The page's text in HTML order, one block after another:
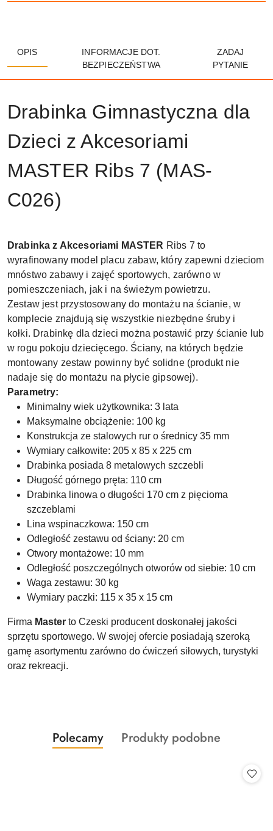
OPIS
INFORMACJE DOT.
BEZPIECZEŃSTWA
ZADAJ
PYTANIE
Drabinka Gimnastyczna dla
Dzieci z Akcesoriami
MASTER Ribs 7 (MAS-
C026)
Drabinka z Akcesoriami MASTER Ribs 7 to
wyrafinowany model placu zabaw, który zapewni dzieciom
mnóstwo zabawy i zajęć sportowych, zarówno w
pomieszczeniach, jak i na świeżym powietrzu.
Zestaw jest przystosowany do montażu na ścianie, w
komplecie znajdują się wszystkie niezbędne śruby i
kołki. Drabinkę dla dzieci można postawić przy ścianie lub
w rogu pokoju dziecięcego. Ściany, na których będzie
montowany zestaw powinny być solidne (produkt nie
nadaje się do montażu na płycie gipsowej).
Parametry:
Minimalny wiek użytkownika: 3 lata
Maksymalne obciążenie: 100 kg
Konstrukcja ze stalowych rur o średnicy 35 mm
Wymiary całkowite: 205 x 85 x 225 cm
Drabinka posiada 8 metalowych szczebli
Długość górnego pręta: 110 cm
Drabinka linowa o długości 170 cm z pięcioma
szczeblami
Lina wspinaczkowa: 150 cm
Odległość zestawu od ściany: 20 cm
Otwory montażowe: 10 mm
Odległość poszczególnych otworów od siebie: 10 cm
Waga zestawu: 30 kg
Wymiary paczki: 115 x 35 x 15 cm
Firma Master to Czeski producent doskonałej jakości
sprzętu sportowego. W swojej ofercie posiadają szeroką
gamę asortymentu zarówno do ćwiczeń siłowych, turystyki
oraz rekreacji.
Pomiń karuzelę produktów
Produkty
o
Polecamy
Produkty
Produkty podobne